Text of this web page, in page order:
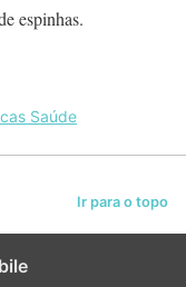
espinhas.
Saúde
Ir para o topo